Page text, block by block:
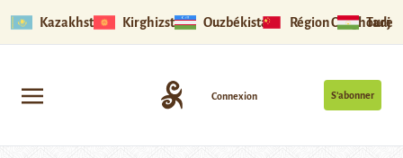
Kazakhstan Kirghizstan Ouzbékistan Région Ouïghoure
S’abonner
Connexion